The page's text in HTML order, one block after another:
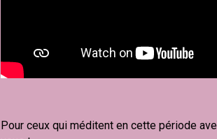
Pour ceux qui méditent en cette période